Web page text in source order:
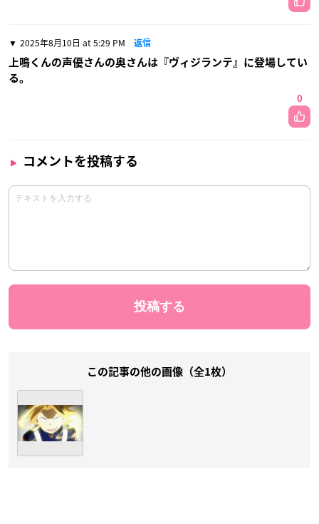
2025年8月10日 at 5:29 PM 返信
上鳴くんの声優さんの奥さんは『ヴィジランテ』に登場してい
る。
0
コメントを投稿する
この記事の他の画像（全1枚）